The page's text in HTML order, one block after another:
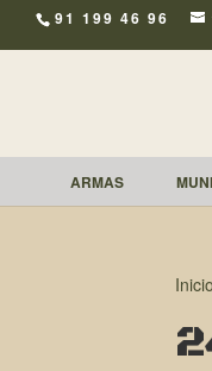
91 199 46 96
ARMAS
Inicio